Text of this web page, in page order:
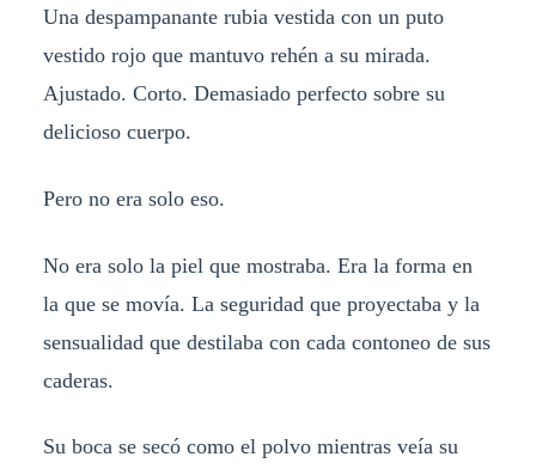
Una despampanante rubia vestida con un puto
vestido rojo que mantuvo rehén a su mirada.
Ajustado. Corto. Demasiado perfecto sobre su
delicioso cuerpo.
Pero no era solo eso.
No era solo la piel que mostraba. Era la forma en
la que se movía. La seguridad que proyectaba y la
sensualidad que destilaba con cada contoneo de sus
caderas.
Su boca se secó como el polvo mientras veía su